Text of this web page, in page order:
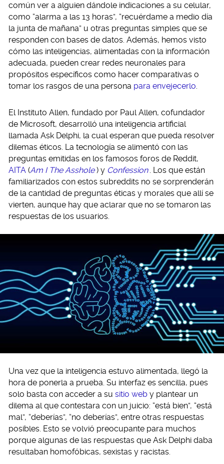
común ver a alguien dándole indicaciones a su celular,
como “alarma a las 13 horas”, “recuérdame a medio día
la junta de mañana” u otras preguntas simples que se
responden con bases de datos. Además, hemos visto
cómo las inteligencias, alimentadas con la información
adecuada, pueden crear redes neuronales para
propósitos específicos como hacer comparativas o
tomar los rasgos de una persona para envejecerlo.
El Instituto Allen, fundado por Paul Allen, cofundador
de Microsoft, desarrolló una inteligencia artificial
llamada Ask Delphi, la cual esperan que pueda resolver
dilemas éticos. La tecnología se alimentó con las
preguntas emitidas en los famosos foros de Reddit,
AITA (Am I The Asshole ) y Confession . Los que están
familiarizados con estos subreddits no se sorprenderán
de la cantidad de preguntas éticas y morales que allí se
vierten, aunque hay que aclarar que no se tomaron las
respuestas de los usuarios.
Una vez que la inteligencia estuvo alimentada, llegó la
hora de ponerla a prueba. Su interfaz es sencilla, pues
solo basta con acceder a su sitio web y plantear un
dilema al que contestara con un juicio: “está bien”, “está
mal”, “deberías”, “no deberías”, entre otras respuestas
posibles. Esto se volvió preocupante para muchos
porque algunas de las respuestas que Ask Delphi daba
resultaban homofóbicas, sexistas y racistas.